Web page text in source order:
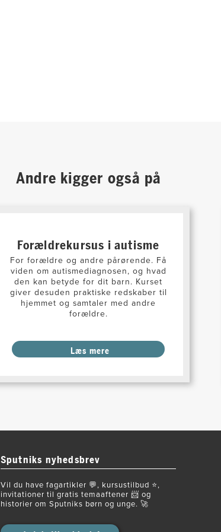
Andre kigger også på
Forældrekursus i autisme
For forældre og andre pårørende. Få
viden om autismediagnosen, og hvad
den kan betyde for dit barn. Kurset
giver desuden praktiske redskaber til
hjemmet og samtaler med andre
forældre.
Læs mere
Sputniks nyhedsbrev
Vil du have fagartikler 💬, kursustilbud ⭐️,
invitationer til gratis temaaftener 📨 og
historier om Sputniks børn og unge. 🚀